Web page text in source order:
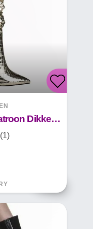
Metalen Steenpatroon Dikke Kachelpijplaarzen Met Hoge Hakken Makayla
(1)